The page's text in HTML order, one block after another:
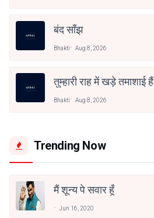
बंद साँझ
Bhakti Aug 8, 2026
तुम्हारी राह में खड़े तमाशाई हैं
Bhakti Aug 8, 2026
Trending Now
मैं शून्य पे सवार हूँ
Jun 16, 2020